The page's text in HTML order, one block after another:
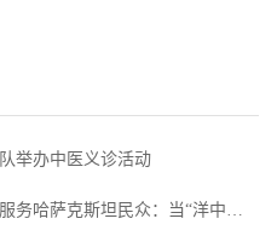
举办中医义诊活动